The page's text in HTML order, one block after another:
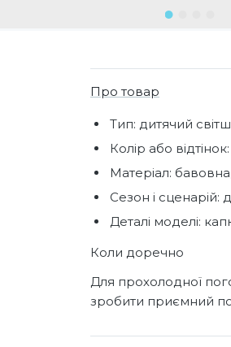
Про товар
Тип: дитячий
Колір або
Матеріал:
Сезон і
Деталі моделі:
Коли доречно
Для прохолодної
зробити приємний